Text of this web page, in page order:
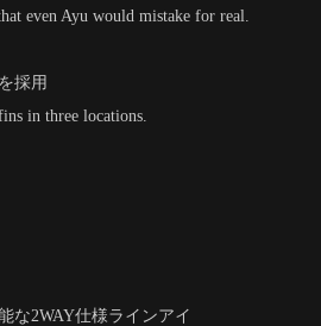
even Ayu would mistake for real.
採用
in three locations.
な2WAY仕様ラインアイ